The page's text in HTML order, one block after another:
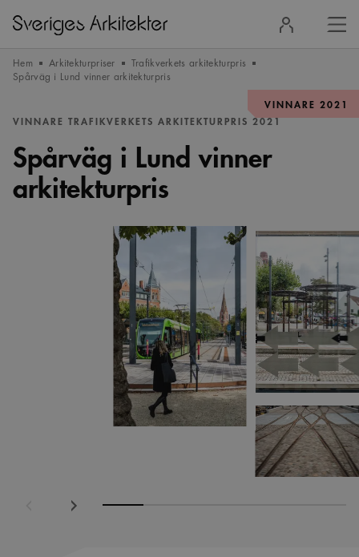
in
Hem Arkitekturpriser
Trafikverkets arkitekturpris
Spårväg i Lund vinner arkitekturpris
VINNARE 2021
VINNARE TRAFIKVERKETS ARKITEKTURPRIS 2021
Spårväg i Lund vinner
arkitekturpris
Nästa